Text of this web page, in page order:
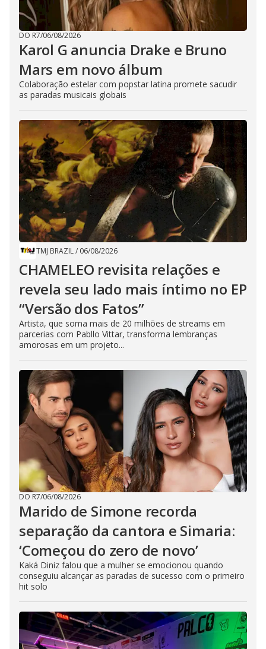
DO R7/06/08/2026
Karol G anuncia Drake e Bruno
Mars em novo álbum
Colaboração estelar com popstar latina promete sacudir
as paradas musicais globais
TMJ BRAZIL/ 06/08/2026
CHAMELEO revisita relações e
revela seu lado mais íntimo no EP
“Versão dos Fatos”
Artista, que soma mais de 20 milhões de streams em
parcerias com Pabllo Vittar, transforma lembranças
amorosas em um projeto...
DO R7/06/08/2026
Marido de Simone recorda
separação da cantora e Simaria:
‘Começou do zero de novo’
Kaká Diniz falou que a mulher se emocionou quando
conseguiu alcançar as paradas de sucesso com o primeiro
hit solo